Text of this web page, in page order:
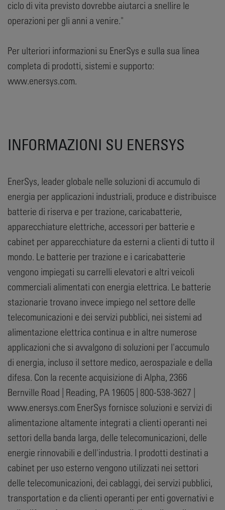
ciclo di vita previsto dovrebbe aiutarci a snellire le
operazioni per gli anni a venire."
Per ulteriori informazioni su EnerSys e sulla sua linea
completa di prodotti, sistemi e supporto:
www.enersys.com.
INFORMAZIONI SU ENERSYS
EnerSys, leader globale nelle soluzioni di accumulo di
energia per applicazioni industriali, produce e distribuisce
batterie di riserva e per trazione, caricabatterie,
apparecchiature elettriche, accessori per batterie e
cabinet per apparecchiature da esterni a clienti di tutto il
mondo. Le batterie per trazione e i caricabatterie
vengono impiegati su carrelli elevatori e altri veicoli
commerciali alimentati con energia elettrica. Le batterie
stazionarie trovano invece impiego nel settore delle
telecomunicazioni e dei servizi pubblici, nei sistemi ad
alimentazione elettrica continua e in altre numerose
applicazioni che si avvalgono di soluzioni per l'accumulo
di energia, incluso il settore medico, aerospaziale e della
difesa. Con la recente acquisizione di Alpha, 2366
Bernville Road | Reading, PA 19605 | 800-538-3627 |
www.enersys.com EnerSys fornisce soluzioni e servizi di
alimentazione altamente integrati a clienti operanti nei
settori della banda larga, delle telecomunicazioni, delle
energie rinnovabili e dell'industria. I prodotti destinati a
cabinet per uso esterno vengono utilizzati nei settori
delle telecomunicazioni, dei cablaggi, dei servizi pubblici,
transportation e da clienti operanti per enti governativi e